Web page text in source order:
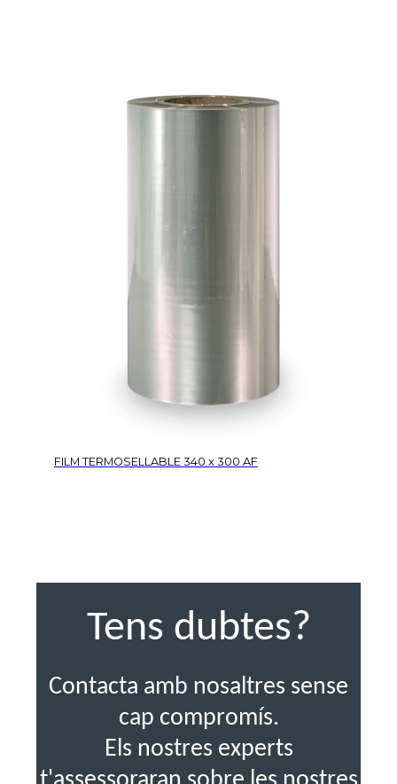
FILM TERMOSELLABLE 340 x 300 AF
Tens dubtes?
Contacta amb nosaltres sense
cap compromís.
Els nostres experts